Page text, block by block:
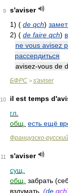
9
s'aviser
1) ( de qch)
2) ( de faire qch)
ne vous avisez
рассердиться
avisez-vous de
БФРС > s'aviser
10
il est temps
гл.
общ. есть ещё
Французско-
11
s'aviser
сущ.
общ. забрать
вздумать, (de